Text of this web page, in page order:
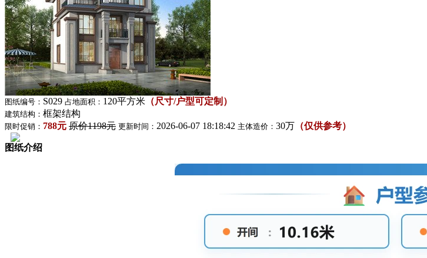
图纸编号： S029 占地面积： 120平方米 （尺寸/户型可定制）
建筑结构： 框架结构
限时促销： 788元 原价1198元 更新时间： 2026-06-07 18:18:42 主体造价： 30万 （仅供参考）
图纸介绍